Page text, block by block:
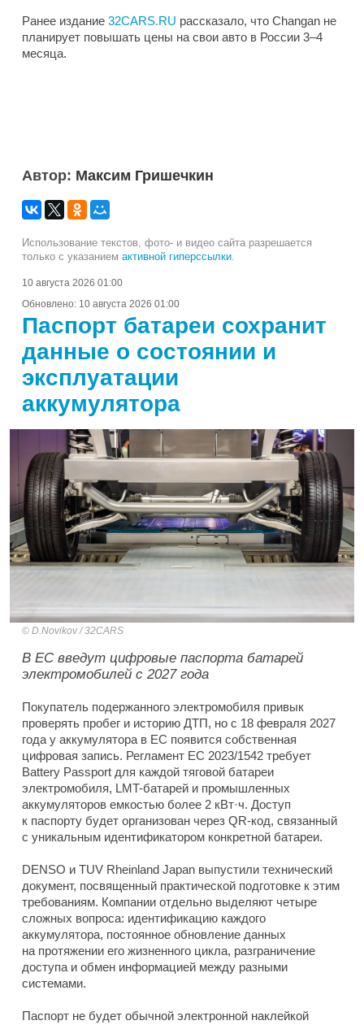
Ранее издание 32CARS.RU рассказало, что Changan не
планирует повышать цены на свои авто в России 3–4
месяца.
Автор: Максим Гришечкин
Использование текстов, фото- и видео сайта разрешается
только с указанием активной гиперссылки
10 августа 2026 01:00
Обновлено: 10 августа 2026 01:00
Паспорт батареи сохранит
данные о состоянии и
эксплуатации
аккумулятора
D.Novikov / 32CARS
В ЕС введут цифровые паспорта батарей
электромобилей с 2027 года
Покупатель подержанного электромобиля привык
проверять пробег и историю ДТП, но с 18 февраля 2027
года у аккумулятора в ЕС появится собственная
цифровая запись. Регламент ЕС 2023/1542 требует
Battery Passport для каждой тяговой батареи
электромобиля, LMT-батарей и промышленных
аккумуляторов емкостью более 2 кВт·ч. Доступ
к паспорту будет организован через QR-код, связанный
с уникальным идентификатором конкретной батареи.
DENSO и TUV Rheinland Japan выпустили технический
документ, посвященный практической подготовке к этим
требованиям. Компании отдельно выделяют четыре
сложных вопроса: идентификацию каждого
аккумулятора, постоянное обновление данных
на протяжении его жизненного цикла, разграничение
доступа и обмен информацией между разными
системами.
Паспорт не будет обычной электронной наклейкой